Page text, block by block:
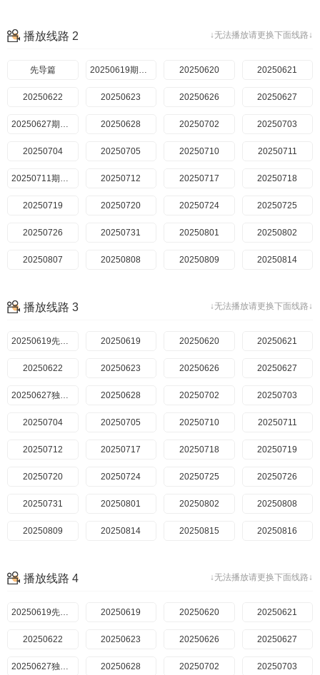
20250821合伙人手记
20250829 20250830加更 20250904合伙人手记 20250905
20250906加更 20250912独家直拍 20250919独家直拍
↓无法播放请更换下面线路↓
播放线路 2
先导篇 20250619期EP00 20250620 20250621
20250622 20250623 20250626 20250627
20250627期直拍 20250628 20250702 20250703
20250704 20250705 20250710 20250711
20250711期直拍 20250712 20250717 20250718
20250719 20250720 20250724 20250725
20250726 20250731 20250801 20250802
20250807 20250808 20250809 20250814
20250822
20250830 20250904 20250905 20250906
20250912期直拍 20250912 20250912期总集篇 20250919期直拍
↓无法播放请更换下面线路↓
播放线路 3
20250619先导篇 20250619 20250620 20250621
20250622 20250623 20250626 20250627
20250627独家直拍 20250628 20250702 20250703
20250704 20250705 20250710 20250711
20250712 20250717 20250718 20250719
20250720 20250724 20250725 20250726
20250731 20250801 20250802 20250808
20250809 20250814 20250815 20250816
20250828
20250905 20250906 20250912 20250919
↓无法播放请更换下面线路↓
播放线路 4
20250619先导篇 20250619 20250620 20250621
20250622 20250623 20250626 20250627
20250627独家直拍 20250628 20250702 20250703